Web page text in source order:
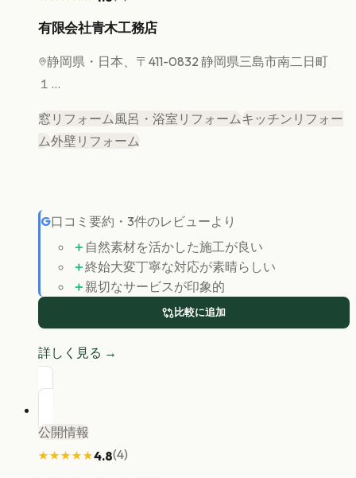
有限会社青木工務店
静岡県 ・日本、〒411-0832 静岡県三島市南二日町
１...
窓リフォーム 風呂・浴室リフォームキッチンリフォー
ム外壁リフォーム
G口コミ要約 ・ 3件のレビューより
＋ 自然素材を活かした施工が良い
＋終始大変丁寧な対応が素晴らしい
＋親切なサービスが印象的
比較に追加
詳しく見る →
公開情報
★★★★★
★★★★★4.8(4)